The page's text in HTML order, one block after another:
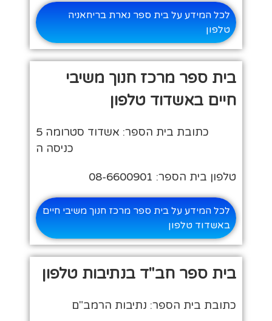
לכל המידע על בית ספר נארת בריחאניה
טלפון
בית ספר מרכז חנוך משיבי
חיים באשדוד טלפון
כתובת בית הספר: אשדוד סטרומה 5
כניסה ה
טלפון בית הספר: 08-6600901
לכל המידע על בית ספר מרכז חנוך משיבי חיים
באשדוד טלפון
בית ספר חב"ד בנתיבות טלפון
כתובת בית הספר: נתיבות הרמב"ם